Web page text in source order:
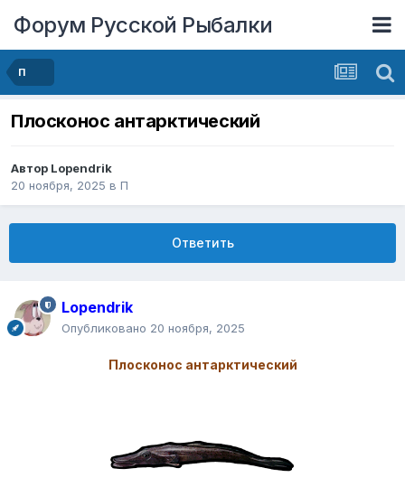
Форум Русской Рыбалки
П
Плосконос антарктический
Автор Lopendrik
20 ноября, 2025 в П
Ответить
Lopendrik
Опубликовано 20 ноября, 2025
Плосконос антарктический